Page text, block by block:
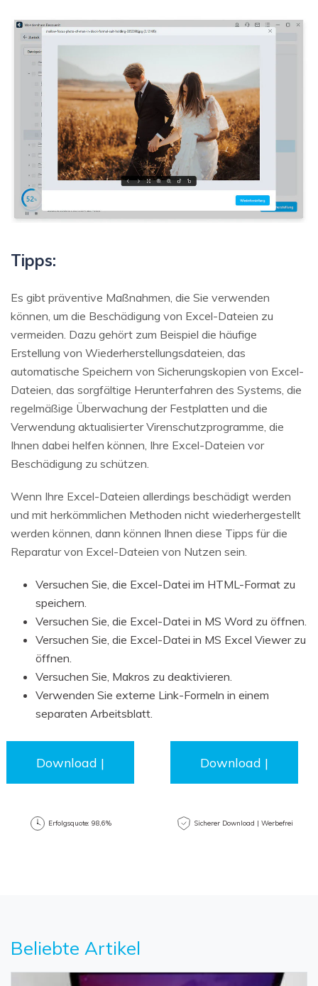
Tipps:
Es gibt präventive Maßnahmen, die Sie verwenden
können, um die Beschädigung von Excel-Dateien zu
vermeiden. Dazu gehört zum Beispiel die häufige
Erstellung von Wiederherstellungsdateien, das
automatische Speichern von Sicherungskopien von Excel-
Dateien, das sorgfältige Herunterfahren des Systems, die
regelmäßige Überwachung der Festplatten und die
Verwendung aktualisierter Virenschutzprogramme, die
Ihnen dabei helfen können, Ihre Excel-Dateien vor
Beschädigung zu schützen.
Wenn Ihre Excel-Dateien allerdings beschädigt werden
und mit herkömmlichen Methoden nicht wiederhergestellt
werden können, dann können Ihnen diese Tipps für die
Reparatur von Excel-Dateien von Nutzen sein.
Versuchen Sie, die Excel-Datei im HTML-Format zu
speichern.
Versuchen Sie, die Excel-Datei in MS Word zu öffnen.
Versuchen Sie, die Excel-Datei in MS Excel Viewer zu
öffnen.
Versuchen Sie, Makros zu deaktivieren.
Verwenden Sie externe Link-Formeln in einem
separaten Arbeitsblatt.
Download |
Erfolgsquote: 98,6%
Download |
Sicherer Download | Werbefrei
Beliebte Artikel